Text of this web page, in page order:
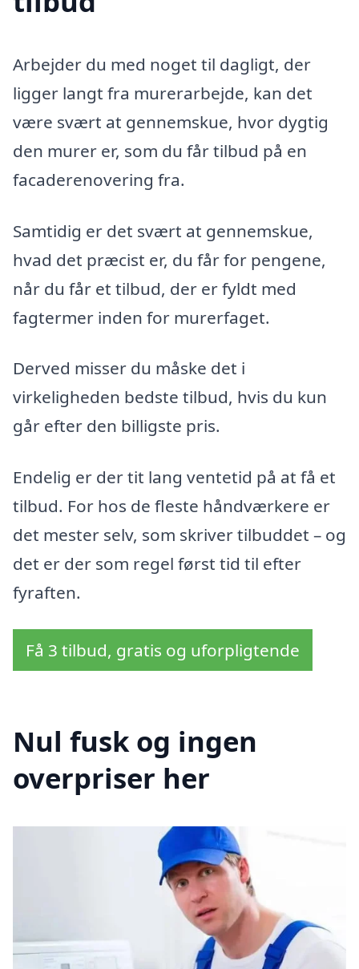
Arbejder du med noget til dagligt, der
ligger langt fra murerarbejde, kan det
være svært at gennemskue, hvor dygtig
den murer er, som du får tilbud på en
facaderenovering fra.
Samtidig er det svært at gennemskue,
hvad det præcist er, du får for pengene,
når du får et tilbud, der er fyldt med
fagtermer inden for murerfaget.
Derved misser du måske det i
virkeligheden bedste tilbud, hvis du kun
går efter den billigste pris.
Endelig er der tit lang ventetid på at få et
tilbud. For hos de fleste håndværkere er
det mester selv, som skriver tilbuddet – og
det er der som regel først tid til efter
fyraften.
Få 3 tilbud, gratis og uforpligtende
Nul fusk og ingen
overpriser her